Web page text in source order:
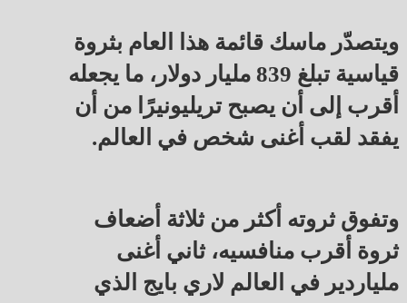
ويتصدّر ماسك قائمة هذا العام بثروة
قياسية تبلغ 839 مليار دولار، ما يجعله
أقرب إلى أن يصبح تريليونيرًا من أن
يفقد لقب أغنى شخص في العالم.
وتفوق ثروته أكثر من ثلاثة أضعاف
ثروة أقرب منافسيه، ثاني أغنى
ملياردير في العالم لاري بايج الذي